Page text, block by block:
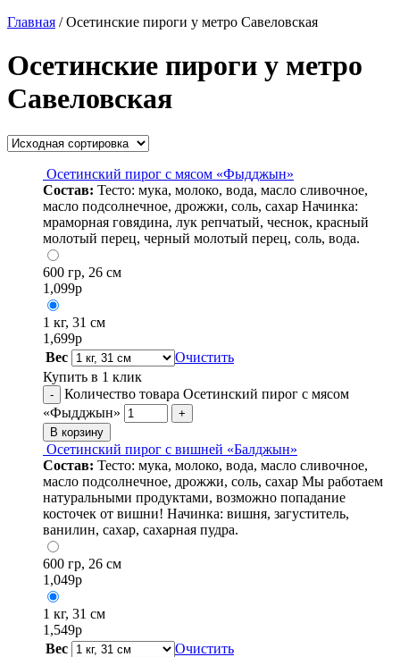
Главная /Осетинские пироги у метро Савеловская
Осетинские пироги у метро
Савеловская
Осетинский пирог с мясом «Фыдджын»
Состав: Тесто: мука, молоко, вода, масло сливочное,
масло подсолнечное, дрожжи, соль, сахар Начинка:
мраморная говядина, лук репчатый, чеснок, красный
молотый перец, черный молотый перец, соль, вода.
600 гр, 26 см
1,099р
1 кг, 31 см
1,699р
Вес
Очистить
Купить в 1 клик
-
Количество товара Осетинский пирог с мясом
«Фыдджын»
+
В корзину
Осетинский пирог с вишней «Балджын»
Состав: Тесто: мука, молоко, вода, масло сливочное,
масло подсолнечное, дрожжи, соль, сахар Мы работаем
натуральными продуктами, возможно попадание
косточек от вишни! Начинка: вишня, загуститель,
ванилин, сахар, сахарная пудра.
600 гр, 26 см
1,049р
1 кг, 31 см
1,549р
Вес
Очистить